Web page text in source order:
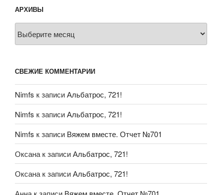
АРХИВЫ
СВЕЖИЕ КОММЕНТАРИИ
Nimfs к записиАльбатрос, 721!
Nimfs к записиАльбатрос, 721!
Nimfs к записи Вяжем вместе. Отчет №701
Оксана к записиАльбатрос, 721!
Оксана к записиАльбатрос, 721!